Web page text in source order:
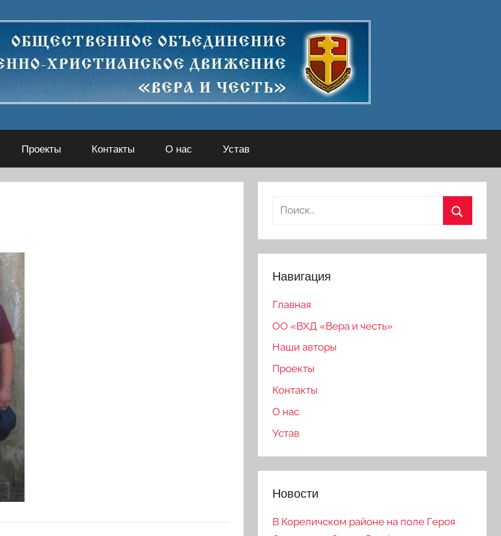
Проекты Контакты О нас Устав
Найти:
Навигация
Главная
ОО «ВХД «Вера и честь»
Наши авторы
Проекты
Контакты
О нас
Устав
Новости
В Кореличском районе на поле Героя